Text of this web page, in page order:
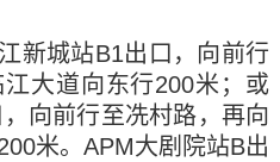
新城站B1出口，向前行
大道向东行200米；或
向前行至冼村路，再向
米。APM大剧院站B出